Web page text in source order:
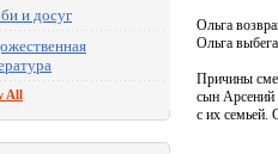
и досуг
All
Ольга
Ольга
Причины
сын Арсений
с их семьей.